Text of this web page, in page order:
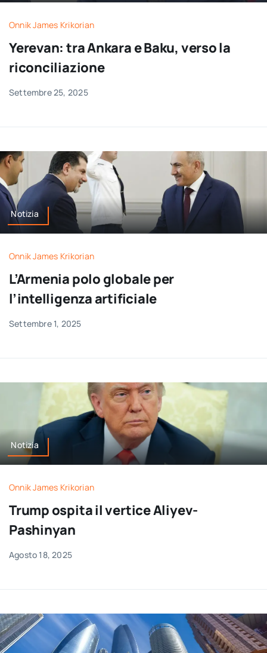
Onnik James Krikorian
Yerevan: tra Ankara e Baku, verso la
riconciliazione
Settembre 25, 2025
Notizia
Onnik James Krikorian
L’Armenia polo globale per
l’intelligenza artificiale
Settembre 1, 2025
Notizia
Onnik James Krikorian
Trump ospita il vertice Aliyev-
Pashinyan
Agosto 18, 2025